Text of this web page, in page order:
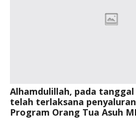
Alhamdulillah, pada tanggal
telah terlaksana
Program Orang Tua Asuh